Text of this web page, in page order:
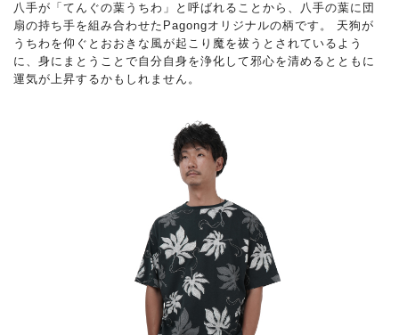
八手が「てんぐの葉うちわ」と呼ばれることから、八手の葉に団
扇の持ち手を組み合わせたPagongオリジナルの柄です。 天狗が
うちわを仰ぐとおおきな風が起こり魔を祓うとされているよう
に、身にまとうことで自分自身を浄化して邪心を清めるとともに
運気が上昇するかもしれません。